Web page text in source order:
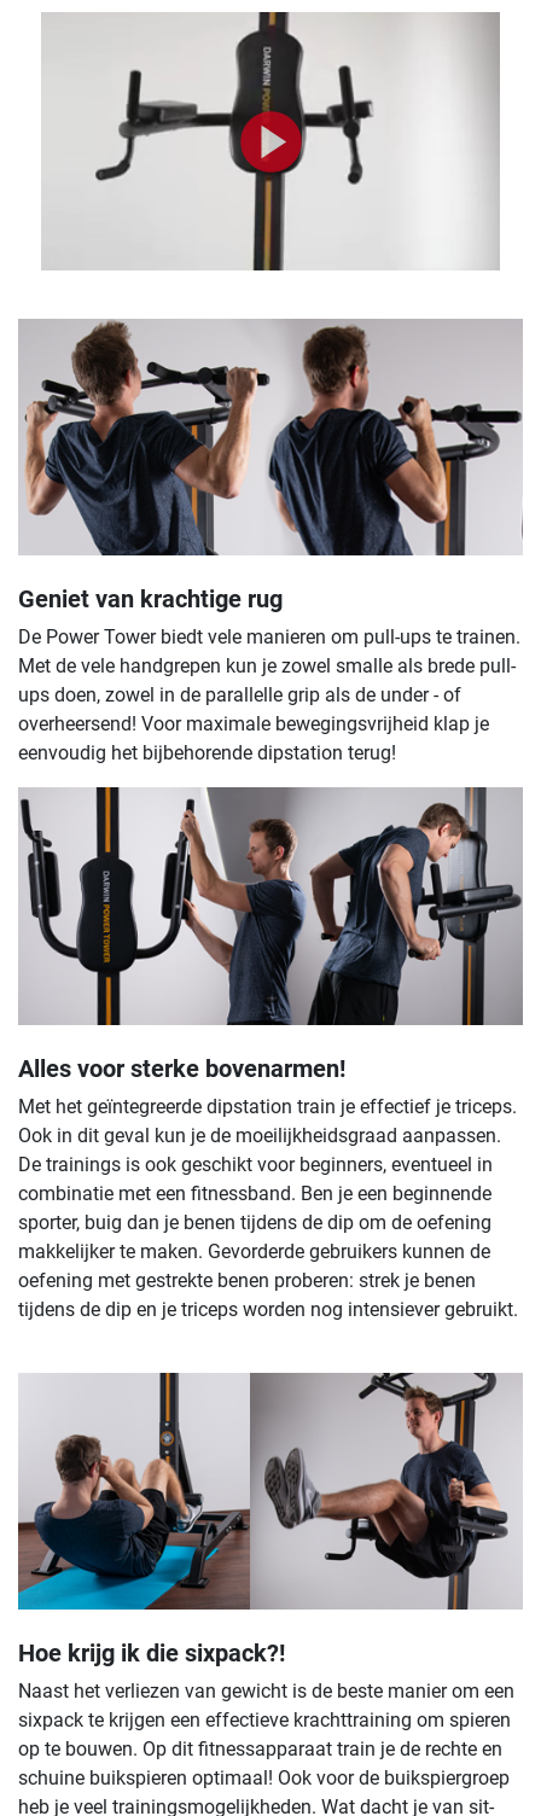
Geniet van krachtige rug
De Power Tower biedt vele manieren om pull-ups te trainen.
Met de vele handgrepen kun je zowel smalle als brede pull-
ups doen, zowel in de parallelle grip als de under - of
overheersend! Voor maximale bewegingsvrijheid klap je
eenvoudig het bijbehorende dipstation terug!
Alles voor sterke bovenarmen!
Met het geïntegreerde dipstation train je effectief je triceps.
Ook in dit geval kun je de moeilijkheidsgraad aanpassen.
De trainings is ook geschikt voor beginners, eventueel in
combinatie met een fitnessband. Ben je een beginnende
sporter, buig dan je benen tijdens de dip om de oefening
makkelijker te maken. Gevorderde gebruikers kunnen de
oefening met gestrekte benen proberen: strek je benen
tijdens de dip en je triceps worden nog intensiever gebruikt.
Hoe krijg ik die sixpack?!
Naast het verliezen van gewicht is de beste manier om een
sixpack te krijgen een effectieve krachttraining om spieren
op te bouwen. Op dit fitnessapparaat train je de rechte en
schuine buikspieren optimaal! Ook voor de buikspiergroep
heb je veel trainingsmogelijkheden. Wat dacht je van sit-